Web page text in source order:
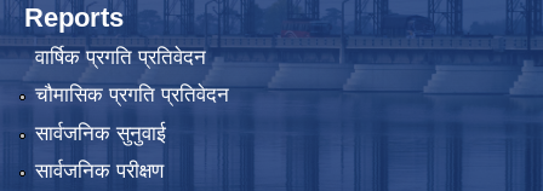
Reports
वार्षिक प्रगति प्रतिवेदन
चौमासिक प्रगति प्रतिवेदन
सार्वजनिक सुनुवाई
सार्वजनिक परीक्षण